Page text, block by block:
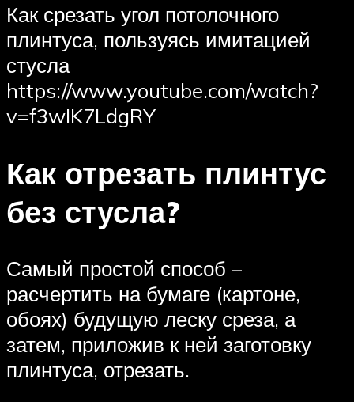
Как срезать угол потолочного
плинтуса, пользуясь имитацией
стусла
https://www.youtube.com/watch?
v=f3wIK7LdgRY
Как отрезать плинтус
без стусла?
Самый простой способ –
расчертить на бумаге (картоне,
обоях) будущую леску среза, а
затем, приложив к ней заготовку
плинтуса, отрезать.